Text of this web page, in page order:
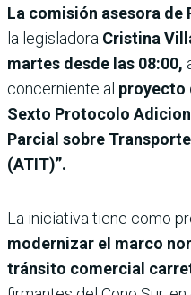
La comisión asesora de
la legisladora Cristina
martes desde las 08:00,
concerniente al proyecto
Sexto Protocolo
Parcial sobre
(ATIT)”.
La iniciativa tiene como
modernizar el marco
tránsito comercial